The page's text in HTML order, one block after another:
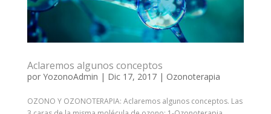
Aclaremos algunos conceptos
por YozonoAdmin | Dic 17, 2017| Ozonoterapia
OZONO Y OZONOTERAPIA: Aclaremos algunos conceptos. Las